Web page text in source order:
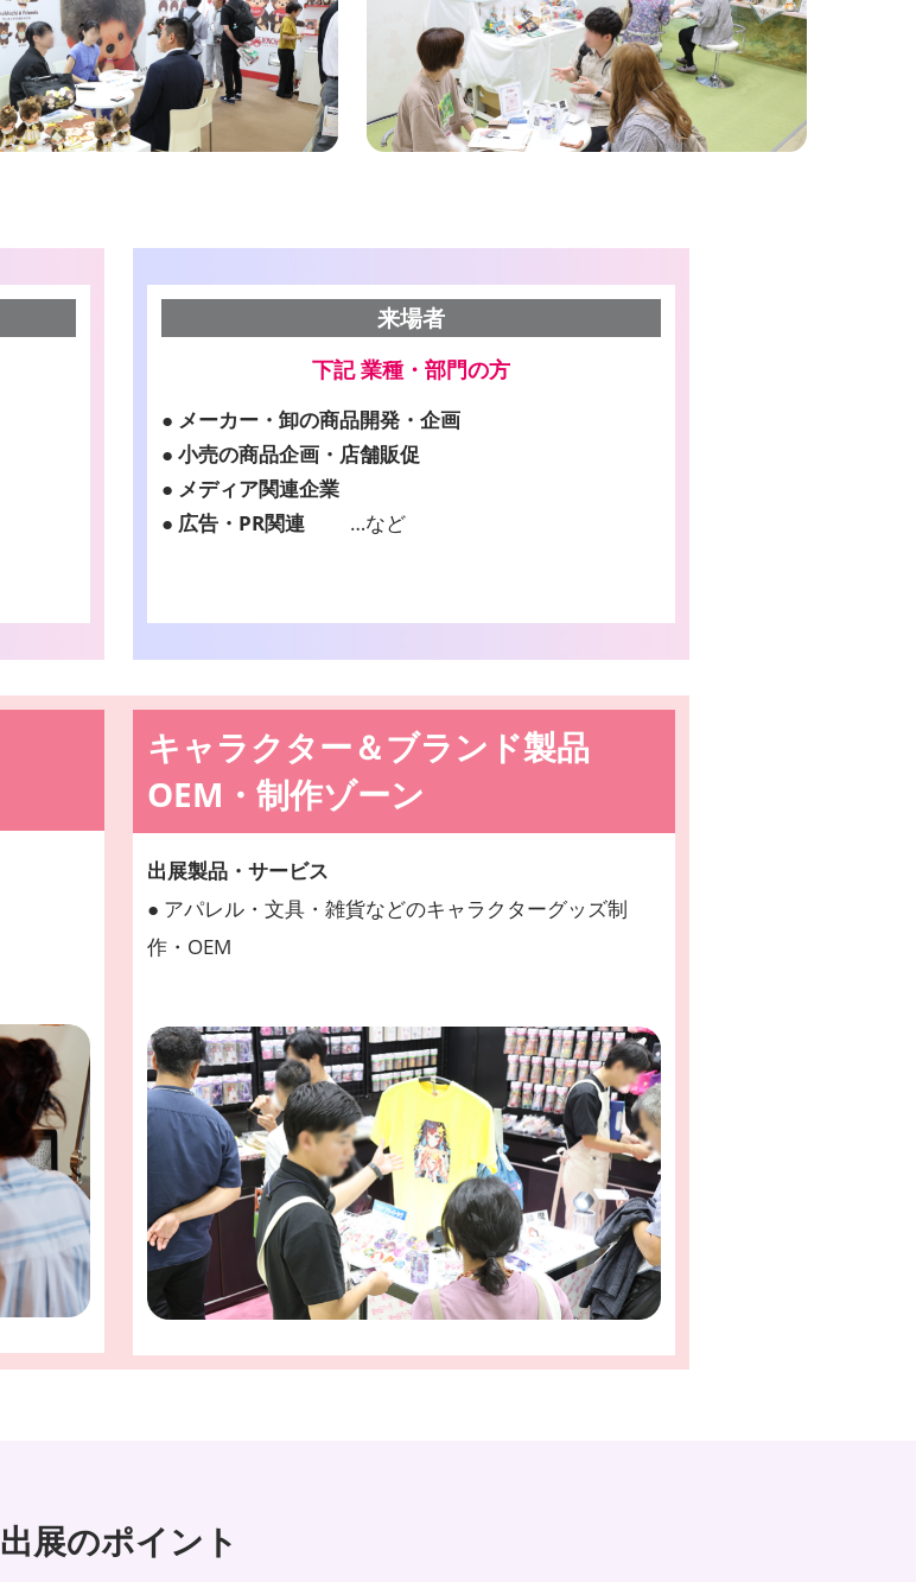
来場者
下記 業種・部門の方
● メーカー・卸の商品開発・企画
● 小売の商品企画・店舗販促
● メディア関連企業
● 広告・PR関連 …など
キャラクター＆ブランド製品
OEM・制作ゾーン
出展製品・サービス
● アパレル・文具・雑貨などのキャラクターグッズ制
作・OEM
出展のポイント